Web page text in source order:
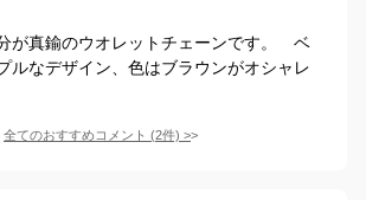
が真鍮のウオレットチェーンです。 ベ
ルなデザイン、色はブラウンがオシャレ
全てのおすすめコメント (2件) >